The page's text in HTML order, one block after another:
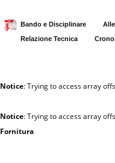
Bando e Disciplinare
Relazione Tecnica
Notice: Trying to access array
Notice: Trying to access array
Fornitura